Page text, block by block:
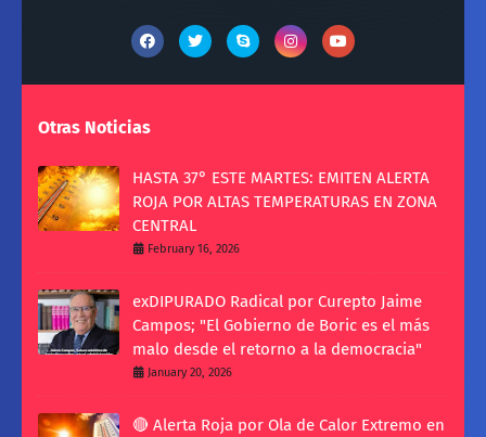
Otras Noticias
HASTA 37° ESTE MARTES: EMITEN ALERTA
ROJA POR ALTAS TEMPERATURAS EN ZONA
CENTRAL
February 16, 2026
exDIPURADO Radical por Curepto Jaime
Campos; "El Gobierno de Boric es el más
malo desde el retorno a la democracia"
January 20, 2026
🔴 Alerta Roja por Ola de Calor Extremo en